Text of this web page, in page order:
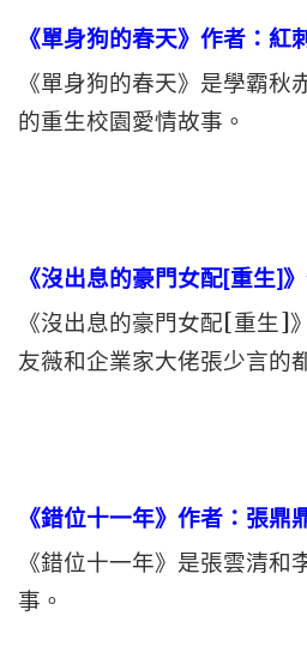
《單身狗的春天》作者：紅
《單身狗的春天》是學霸秋
的重生校園愛情故事。
《沒出息的豪門女配[重生]
《沒出息的豪門女配[重生]
友薇和企業家大佬張少言的
《錯位十一年》作者：張鼎
《錯位十一年》是張雲清和
事。